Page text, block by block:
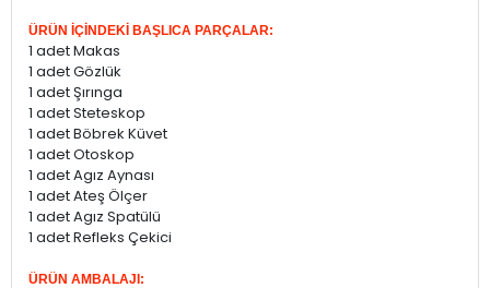
ÜRÜN İÇİNDEKİ BAŞLICA PARÇALAR:
1 adet Makas
1 adet Gözlük
1 adet Şırınga
1 adet Steteskop
1 adet Böbrek Küvet
1 adet Otoskop
1 adet Agız Aynası
1 adet Ateş Ölçer
1 adet Agız Spatülü
1 adet Refleks Çekici
ÜRÜN AMBALAJI: